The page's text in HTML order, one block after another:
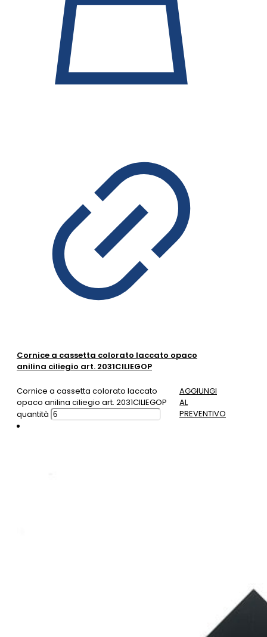
Cornice a cassetta colorato laccato opaco
anilina ciliegio art. 2031CILIEGOP
Cornice a cassetta colorato laccato
opaco anilina ciliegio art. 2031CILIEGOP
quantità
AGGIUNGI
AL
PREVENTIVO